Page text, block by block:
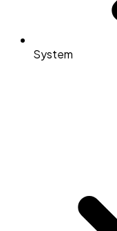
System